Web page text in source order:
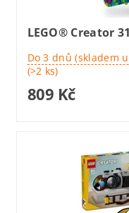
LEGO® Creator
Do 3 dnů (skladem
(>2 ks)
809 Kč